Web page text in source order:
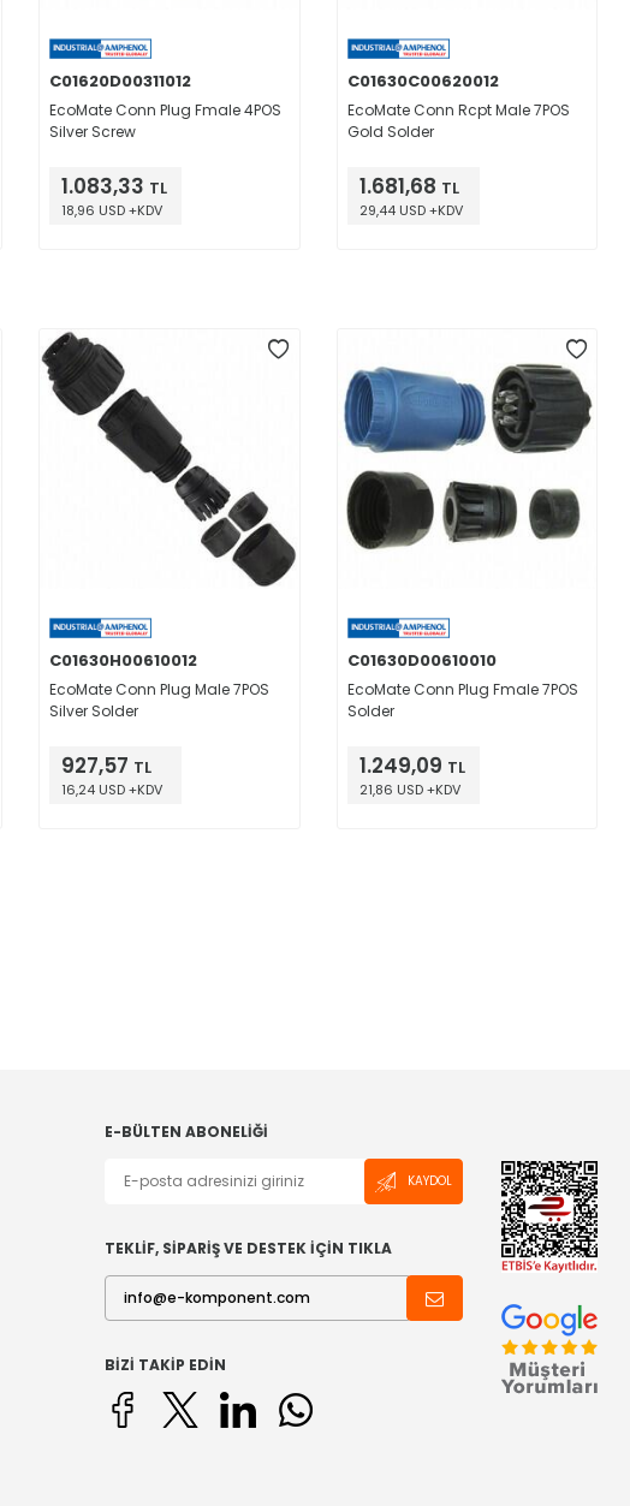
C01620D00311012
EcoMate Conn Plug Fmale 4POS
Silver Screw
1.083,33 TL
18,96 USD +KDV
C01630C00620012
EcoMate Conn Rcpt Male 7POS
Gold Solder
1.681,68 TL
29,44 USD +KDV
C01630H00610012
EcoMate Conn Plug Male 7POS
Silver Solder
927,57 TL
16,24 USD +KDV
C01630D00610010
EcoMate Conn Plug Fmale 7POS
Solder
1.249,09 TL
21,86 USD +KDV
E-BÜLTEN ABONELIĞI
KAYDOL
TEKLİF, SİPARİŞ VE DESTEK İÇİN TIKLA
BIZI TAKIP EDIN